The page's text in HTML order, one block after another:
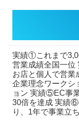
実績①これまで
営業成績全国一位
お店と個人で営業
企業理念ワークシ
ョン 実績⑤EC事
30倍を達成 実績⑥
り、1年で事業立